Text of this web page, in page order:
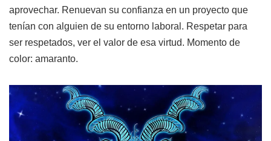
aprovechar. Renuevan su confianza en un proyecto que
tenían con alguien de su entorno laboral. Respetar para
ser respetados, ver el valor de esa virtud. Momento de
color: amaranto.